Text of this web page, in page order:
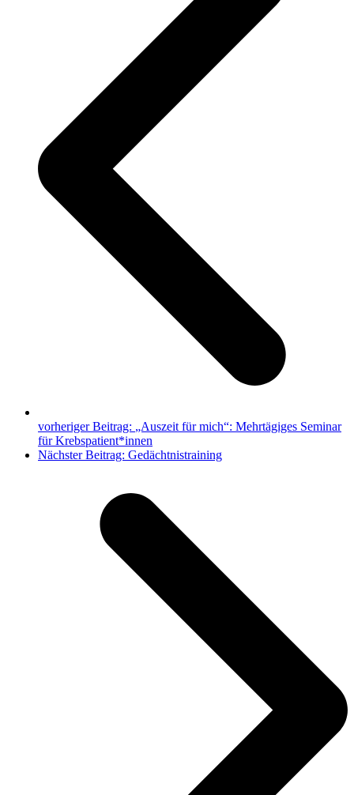
vorheriger Beitrag: „Auszeit für mich“: Mehrtägiges Seminar
für Krebspatient*innen
Nächster Beitrag: Gedächtnistraining